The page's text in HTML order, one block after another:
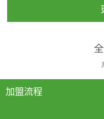
动，人类长时间停留的室
内空间都有整体消毒的
要。因为空间内人流携
的、空气...
加盟流程